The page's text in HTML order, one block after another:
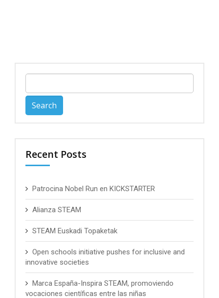
for:
Recent Posts
Patrocina Nobel Run en KICKSTARTER
Alianza STEAM
STEAM Euskadi Topaketak
Open schools initiative pushes for inclusive and
innovative societies
Marca España-Inspira STEAM, promoviendo
vocaciones científicas entre las niñas